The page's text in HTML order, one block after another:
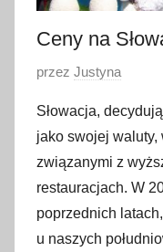
Ceny na
O
u
b
l
i
k
o
przez Justyna
Słowacja,
jako swojej
związanymi z
restauracjach. W
poprzednich
u naszych